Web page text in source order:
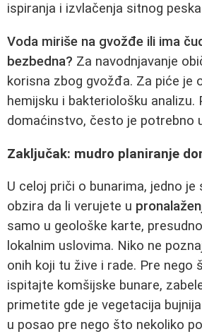
ispiranja i izvlačenja sitnog
Voda miriše na gvožđe ili ima
bezbedna? Za navodnjavanje
korisna zbog gvožđa. Za piće je
hemijsku i bakteriološku analizu.
domaćinstvo, često je potrebno
Zaključak: mudro planiranje
U celoj priči o bunarima, jedno je
obzira da li verujete u
samo u geološke karte,
lokalnim uslovima. Niko ne
onih koji tu žive i rade. Pre nego
ispitajte komšijske bunare,
primetite gde je vegetacija
u posao pre nego što nekoliko